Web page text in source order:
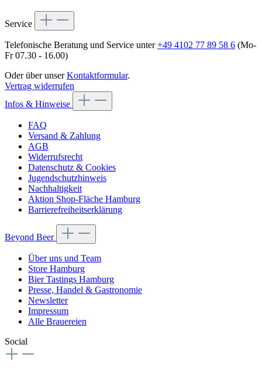
Service
Telefonische Beratung und Service unter+49 4102 77 89 58 6 (Mo-
Fr 07.30 - 16.00)
Oder über unserKontaktformular.
Vertrag widerrufen
Infos & Hinweise
FAQ
Versand & Zahlung
AGB
Widerrufsrecht
Datenschutz & Cookies
Jugendschutzhinweis
Nachhaltigkeit
Aktion Shop-Fläche Hamburg
Barrierefreiheitserklärung
Beyond Beer
Über uns und Team
Store Hamburg
Bier Tastings Hamburg
Presse, Handel & Gastronomie
Newsletter
Impressum
Alle Brauereien
Social